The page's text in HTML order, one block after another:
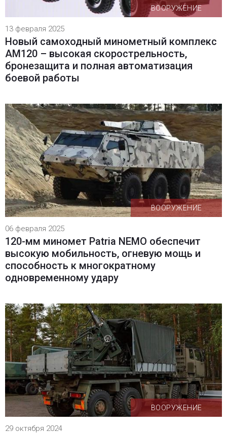
ВООРУЖЕНИЕ
13 февраля 2025
Новый самоходный минометный комплекс
AM120 – высокая скорострельность,
бронезащита и полная автоматизация
боевой работы
ВООРУЖЕНИЕ
06 февраля 2025
120-мм миномет Patria NEMO обеспечит
высокую мобильность, огневую мощь и
способность к многократному
одновременному удару
ВООРУЖЕНИЕ
29 октября 2024